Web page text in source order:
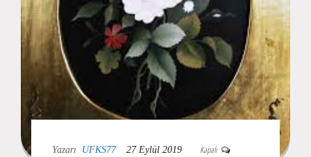
Yazarı UFKS77 27 Eylül 2019 Kapalı